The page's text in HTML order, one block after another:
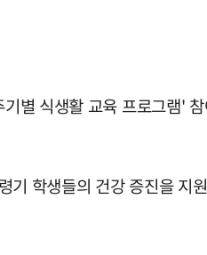
별 식생활 교육 프로그램'
학생들의 건강 증진을 지